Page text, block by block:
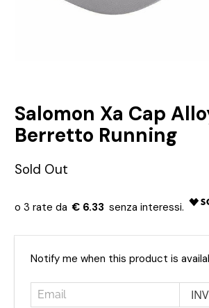
Salomon Xa Cap
Berretto Running
Sold Out
€ 6.33
Email
Notify me when this product is